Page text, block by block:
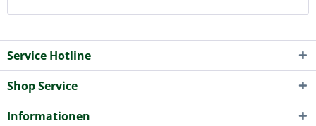
Service Hotline
Shop Service
Informationen